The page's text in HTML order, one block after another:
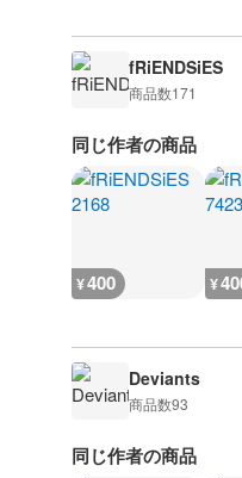
fRiENDSiES
商品数171
同じ作者の商品
¥400 ¥
Deviants
商品数93
同じ作者の商品